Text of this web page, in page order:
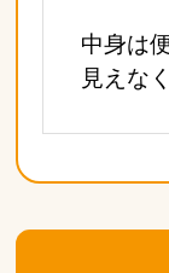
中身は
見えな